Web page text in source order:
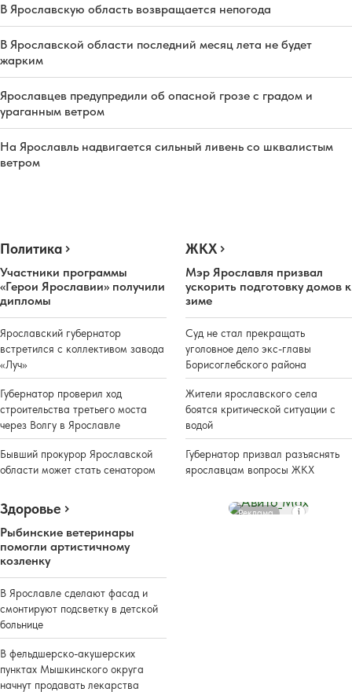
В Ярославскую область возвращается непогода
В Ярославской области последний месяц лета не будет
жарким
Ярославцев предупредили об опасной грозе с градом и
ураганным ветром
На Ярославль надвигается сильный ливень со шквалистым
ветром
Политика
Участники программы
«Герои Ярославии» получили
дипломы
Ярославский губернатор
встретился с коллективом завода
«Луч»
Губернатор проверил ход
строительства третьего моста
через Волгу в Ярославле
Бывший прокурор Ярославской
области может стать сенатором
ЖКХ
Мэр Ярославля призвал
ускорить подготовку домов к
зиме
Суд не стал прекращать
уголовное дело экс-главы
Борисоглебского района
Жители ярославского села
боятся критической ситуации с
водой
Губернатор призвал разъяснять
ярославцам вопросы ЖКХ
Здоровье
Рыбинские ветеринары
помогли артистичному
козленку
В Ярославле сделают фасад и
смонтируют подсветку в детской
больнице
В фельдшерско-акушерских
пунктах Мышкинского округа
начнут продавать лекарства
Реклама